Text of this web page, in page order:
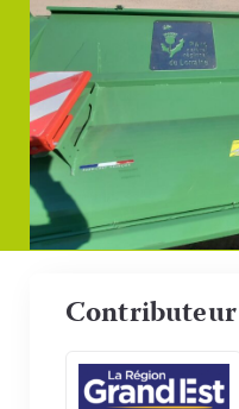
Contributeur